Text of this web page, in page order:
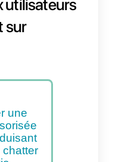
sont les
pour créer
aux
sur